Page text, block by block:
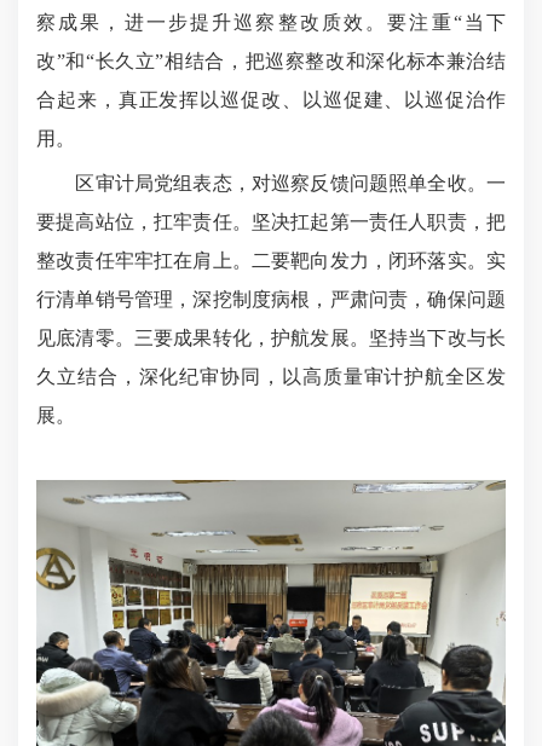
察成果，进一步提升巡察整改质效。要注重“当下
改”和“长久立”相结合，把巡察整改和深化标本兼治结
合起来，真正发挥以巡促改、以巡促建、以巡促治作
用。
区审计局党组表态，对巡察反馈问题照单全收。一
要提高站位，扛牢责任。坚决扛起第一责任人职责，把
整改责任牢牢扛在肩上。二要靶向发力，闭环落实。实
行清单销号管理，深挖制度病根，严肃问责，确保问题
见底清零。三要成果转化，护航发展。坚持当下改与长
久立结合，深化纪审协同，以高质量审计护航全区发
展。